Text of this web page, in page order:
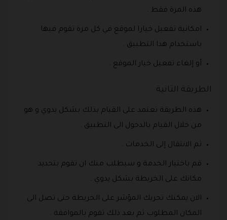
هذه المرة فقط .
امكانية تفعيل خيارا لموقع في كل مرة تقوم فيها
باستخدام هذا التطبيق .
أو إلغاء تفعيل خيار الموقع .
الطريقة الثانية
هذه الطريقة تعتمد على القيام بذلك بشكل يدوي و هو
من خلال القيام بالدخول الى التطبيق .
ثم الانتقال إلى الخدمات .
قم باختيار الخدمة و سيطلب منك ان تقوم بتحديد
مكانك على الخريطة بشكل يدوي .
الان يمكنك تحريك المؤشر على الخريطة حتى تصل الى
المكان المطلوب ثم بعد ذلك تقوم بالموافقة .